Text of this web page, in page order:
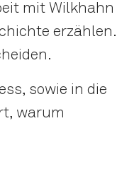
mit Wilkhahn
erzählen.
sowie in die
warum